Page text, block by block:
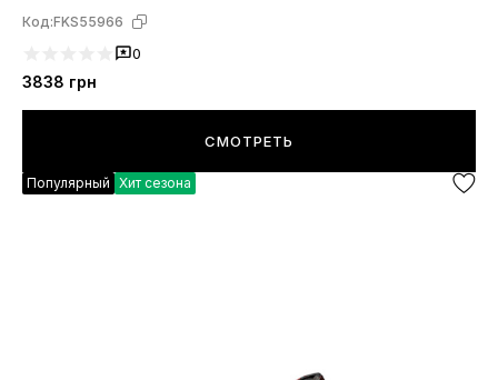
Код:FKS55966
0
3838 грн
СМОТРЕТЬ
Популярный Хит сезона